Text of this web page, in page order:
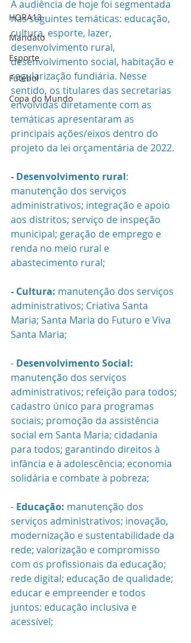
HORA13
Mandato
Esporte
Futebol
Copa do Mundo
A audiência de hoje foi segmentada
nas seguintes temáticas: educação,
cultura, esporte, lazer,
desenvolvimento rural,
desenvolvimento social, habitação e
regularização fundiária. Nesse
sentido, os titulares das secretarias
envolvidas diretamente com as
temáticas apresentaram as
principais ações/eixos dentro do
projeto da lei orçamentária de 2022.
- Desenvolvimento rural:
manutenção dos serviços
administrativos; integração e apoio
aos distritos; serviço de inspeção
municipal; geração de emprego e
renda no meio rural e
abastecimento rural;
- Cultura: manutenção dos serviços
administrativos; Criativa Santa
Maria; Santa Maria do Futuro e Viva
Santa Maria;
- Desenvolvimento Social:
manutenção dos serviços
administrativos; refeição para todos;
cadastro único para programas
sociais; promoção da assistência
social em Santa Maria; cidadania
para todos; garantindo direitos à
infância e à adolescência; economia
solidária e combate à pobreza;
- Educação: manutenção dos
serviços administrativos; inovação,
modernização e sustentabilidade da
rede; valorização e compromisso
com os profissionais da educação;
rede digital; educação de qualidade;
educar e empreender e todos
juntos: educação inclusiva e
acessível;